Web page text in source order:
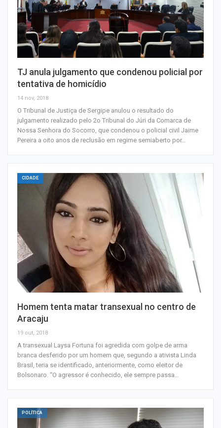
TJ anula julgamento que condenou policial por
tentativa de homicídio
14 nov, 2018
O Tribunal de Justiça de Sergipe anulou o resultado do
julgamento realizado pelo 2o Tribunal do Júri da Comarca de
Nossa Senhora do Socorro, que condenou o policial civil Jaime
Pereira a oito anos de reclusão em regime semiaberto por…
CIDADE
Homem tenta matar transexual no centro de
Aracaju
19 out, 2018
A transexual Laysa Fortuna foi agredida com golpe de arma
branca desferido por um homem que, segundo a ativista Linda
Brasil, teria se identificado, anteriormente, como eleitor de
Bolsonaro. “O agressor é conhecido, ele sempre passa…
POLÍTICA